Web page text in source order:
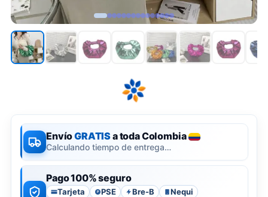
EnvíoGRATISa toda Colombia
Calculando tiempo de entrega…
Pago 100% seguro
Tarjeta P PSE Bre-B
Nequi